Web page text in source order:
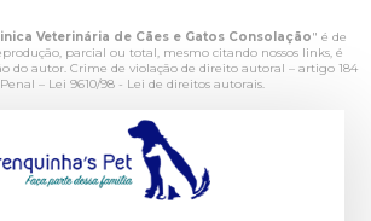
Veterinária de Cães e Gatos Consolação" é de
parcial ou total, mesmo citando nossos links, é
do autor. Crime de violação de direito autoral – artigo 184
– Lei 9610/98 - Lei de direitos autorais.